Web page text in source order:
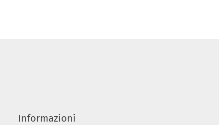
Informazioni